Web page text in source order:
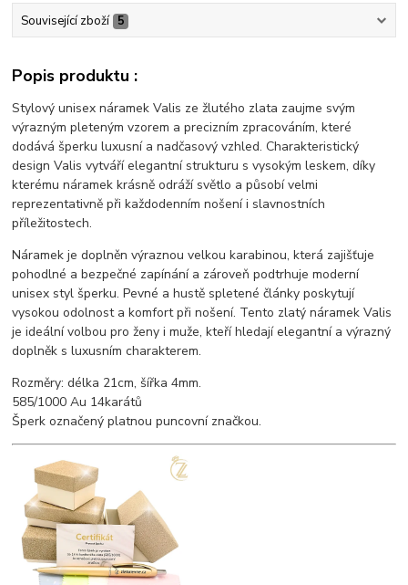
Související zboží 5
Popis produktu :
Stylový unisex náramek Valis ze žlutého zlata zaujme svým
výrazným pleteným vzorem a precizním zpracováním, které
dodává šperku luxusní a nadčasový vzhled. Charakteristický
design Valis vytváří elegantní strukturu s vysokým leskem, díky
kterému náramek krásně odráží světlo a působí velmi
reprezentativně při každodenním nošení i slavnostních
příležitostech.
Náramek je doplněn výraznou velkou karabinou, která zajišťuje
pohodlné a bezpečné zapínání a zároveň podtrhuje moderní
unisex styl šperku. Pevné a hustě spletené články poskytují
vysokou odolnost a komfort při nošení. Tento zlatý náramek Valis
je ideální volbou pro ženy i muže, kteří hledají elegantní a výrazný
doplněk s luxusním charakterem.
Rozměry: délka 21cm, šířka 4mm.
585/1000 Au 14karátů
Šperk označený platnou puncovní značkou.